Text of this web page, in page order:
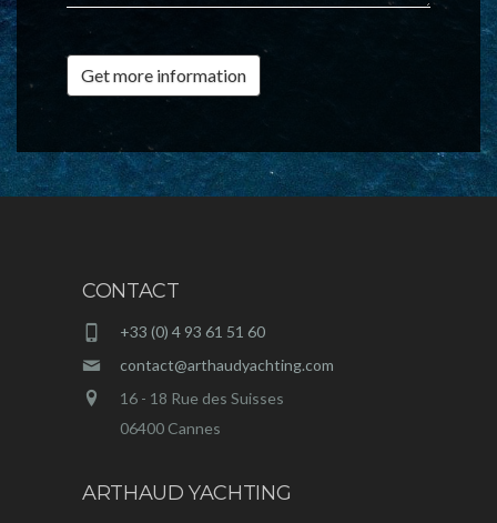
Get more information
CONTACT
+33 (0) 4 93 61 51 60
contact@arthaudyachting.com
16 - 18 Rue des Suisses
06400 Cannes
ARTHAUD YACHTING